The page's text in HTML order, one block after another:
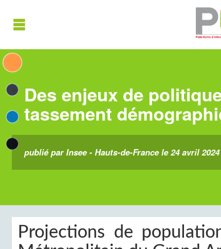
Des enjeux de
tassement
publié par Insee - Hauts-de-France le 24 avril 2024
Projections de